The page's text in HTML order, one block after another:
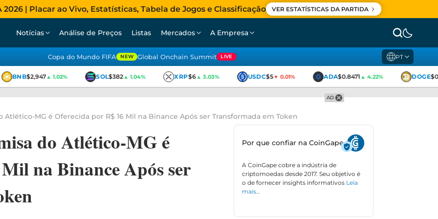
| Placar ao Vivo, Estatísticas, Tabela de Jogos e Classificação VER ESTATÍSTICAS DA PARTIDA
Notícias Análise de Preços Listas Mercados A Empresa
Copa do Mundo FIFA NEW Global Onchain Summit LIVE PT
BNB $2,947▲ 1.02% SOL$382▲ 1.04% XRP$6▲ 3.03% USDC$5▼ 0.01% ADA$0.8471▲ 4.22% DOGE
AD
Atlético-MG é Oferecida por R$ 16 Mil na Binance Após ser Transformada em Token
do Atlético-MG é
na Binance Após ser
Por que confiar na CoinGape
A CoinGape cobre a indústria de
criptomoedas desde 2017. Seu objetivo é
o de fornecer insights informativos Leia
mais…